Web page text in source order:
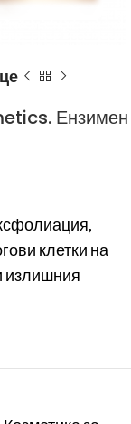
Ензимен
клетки на
излишния